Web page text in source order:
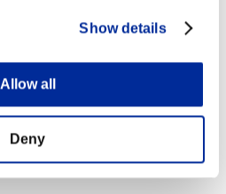
Show details
Allow all
Deny